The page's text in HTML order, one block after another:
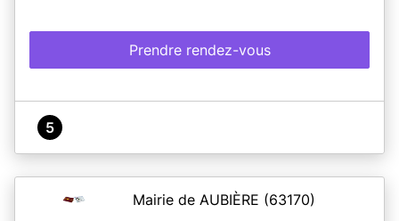
Prendre rendez-vous
5
Mairie de AUBIÈRE (63170)